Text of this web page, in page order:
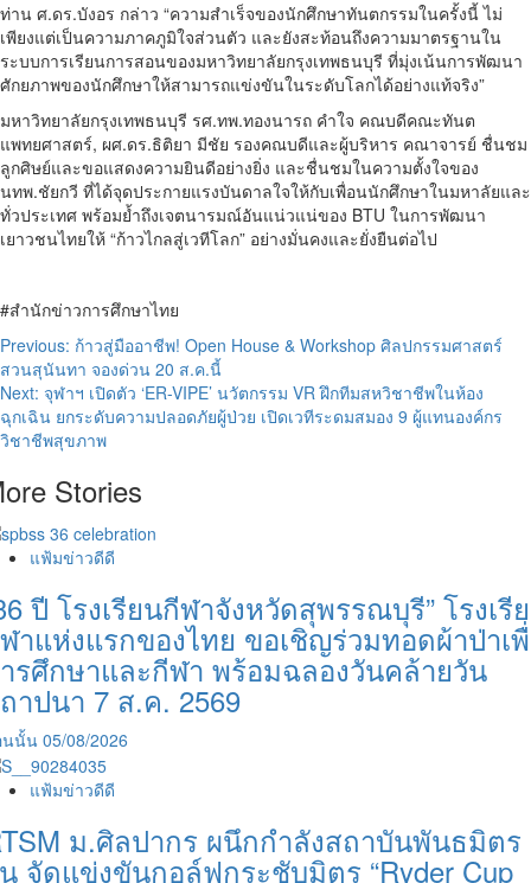
ท่าน ศ.ดร.บังอร กล่าว “ความสำเร็จของนักศึกษาทันตกรรมในครั้งนี้ ไม่
เพียงแต่เป็นความภาคภูมิใจส่วนตัว และยังสะท้อนถึงความมาตรฐานใน
ระบบการเรียนการสอนของมหาวิทยาลัยกรุงเทพธนบุรี ที่มุ่งเน้นการพัฒนา
ศักยภาพของนักศึกษาให้สามารถแข่งขันในระดับโลกได้อย่างแท้จริง”
มหาวิทยาลัยกรุงเทพธนบุรี รศ.ทพ.ทองนารถ คำใจ คณบดีคณะทันต
แพทยศาสตร์, ผศ.ดร.ธิติยา มีชัย รองคณบดีและผู้บริหาร คณาจารย์ ชื่นชม
ลูกศิษย์และขอแสดงความยินดีอย่างยิ่ง และชื่นชมในความตั้งใจของ
นทพ.ชัยกวี ที่ได้จุดประกายแรงบันดาลใจให้กับเพื่อนนักศึกษาในมหาลัยและ
ทั่วประเทศ พร้อมย้ำถึงเจตนารมณ์อันแน่วแน่ของ BTU ในการพัฒนา
เยาวชนไทยให้ “ก้าวไกลสู่เวทีโลก” อย่างมั่นคงและยั่งยืนต่อไป
#สำนักข่าวการศึกษาไทย
Post
navigation
Previous: ก้าวสู่มืออาชีพ! Open House & Workshop ศิลปกรรมศาสตร์
สวนสุนันทา จองด่วน 20 ส.ค.นี้
Next: จุฬาฯ เปิดตัว ‘ER-VIPE’ นวัตกรรม VR ฝึกทีมสหวิชาชีพในห้อง
ฉุกเฉิน ยกระดับความปลอดภัยผู้ป่วย เปิดเวทีระดมสมอง 9 ผู้แทนองค์กร
วิชาชีพสุขภาพ
Stories
แฟ้มข่าวดีดี
ปี โรงเรียนกีฬาจังหวัดสุพรรณบุรี” โรงเรี
าแห่งแรกของไทย ขอเชิญร่วมทอดผ้าป่าเ
รศึกษาและกีฬา พร้อมฉลองวันคล้ายวัน
าปนา 7 ส.ค. 2569
นนั้น 05/08/2026
แฟ้มข่าวดีดี
ม.ศิลปากร ผนึกกำลังสถาบันพันธมิตร
จัดแข่งขันกอล์ฟกระชับมิตร “Ryder Cup